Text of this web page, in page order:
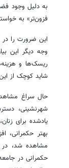
به دلیل وجود
فزون‌تر» به
این ضرورت را در
وجه دیگر این
ریسک‌ها و
شاید کوچک از
حال سراغ
شهرنشینی،
یادشده برای
بهتر حکمرانی،
مشاهده شد، در
حکمرانی در